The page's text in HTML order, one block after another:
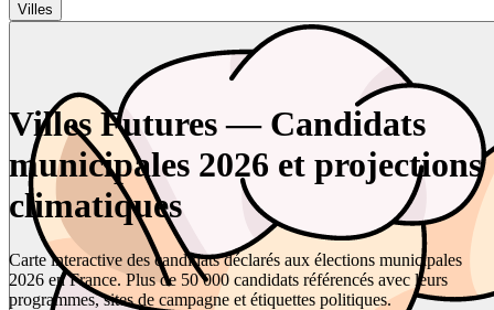
Villes
Villes Futures — Candidats
municipales 2026 et projections
climatiques
Carte interactive des candidats déclarés aux élections municipales
2026 en France. Plus de 50 000 candidats référencés avec leurs
programmes, sites de campagne et étiquettes politiques.